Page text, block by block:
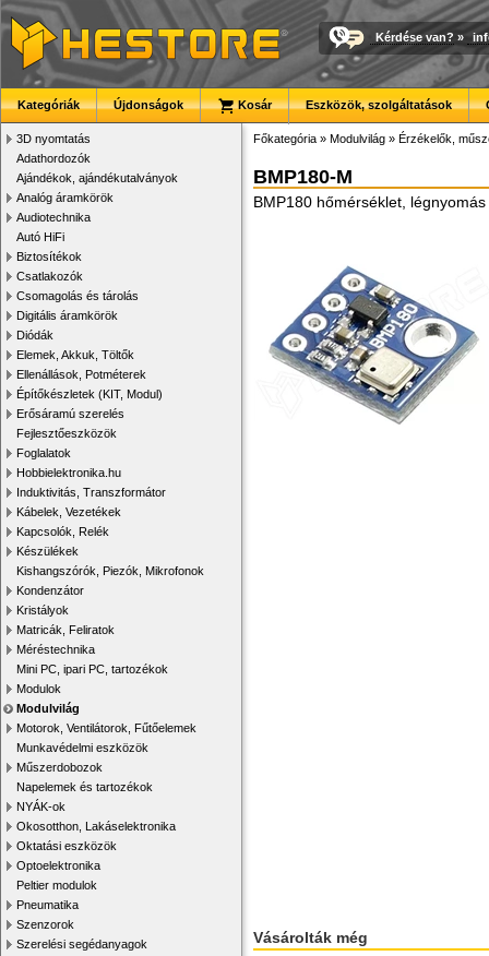
Kérdése van? »
Kategóriák Újdonságok Kosár Eszközök, szolgáltatások
3D nyomtatás
Adathordozók
Ajándékok, ajándékutalványok
Analóg áramkörök
Audiotechnika
Autó HiFi
Biztosítékok
Csatlakozók
Csomagolás és tárolás
Digitális áramkörök
Diódák
Elemek, Akkuk, Töltők
Ellenállások, Potméterek
Építőkészletek (KIT, Modul)
Erősáramú szerelés
Fejlesztőeszközök
Foglalatok
Hobbielektronika.hu
Induktivitás, Transzformátor
Kábelek, Vezetékek
Kapcsolók, Relék
Készülékek
Kishangszórók, Piezók, Mikrofonok
Kondenzátor
Kristályok
Matricák, Feliratok
Méréstechnika
Mini PC, ipari PC, tartozékok
Modulok
Modulvilág
Motorok, Ventilátorok, Fűtőelemek
Munkavédelmi eszközök
Műszerdobozok
Napelemek és tartozékok
NYÁK-ok
Okosotthon, Lakáselektronika
Oktatási eszközök
Optoelektronika
Peltier modulok
Pneumatika
Szenzorok
Szerelési segédanyagok
Főkategória » Modulvilág » Érzékelők,
BMP180-M
BMP180 hőmérséklet,
Vásárolták még